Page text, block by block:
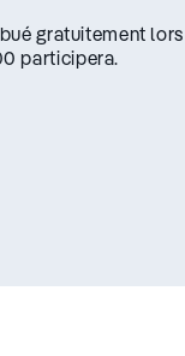
gratuitement
participera.